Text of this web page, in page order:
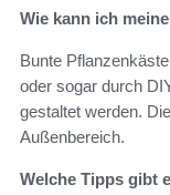
Wie kann ich
Bunte
oder sogar durch
gestaltet werden.
Außenbereich.
Welche Tipps gibt